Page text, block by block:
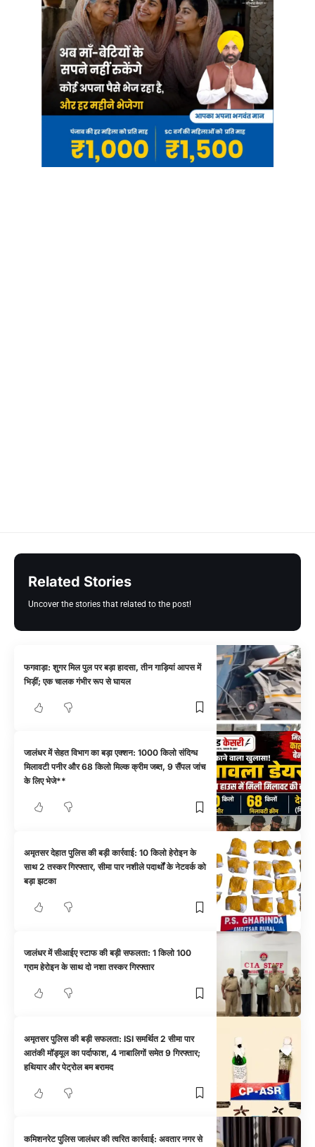
Related Stories
Uncover the stories that related to the post!
फगवाड़ा: शुगर मिल पुल पर बड़ा हादसा, तीन गाड़ियां आपस में
भिड़ीं; एक चालक गंभीर रूप से घायल
जालंधर में सेहत विभाग का बड़ा एक्शन: 1000 किलो संदिग्ध
मिलावटी पनीर और 68 किलो मिल्क क्रीम जब्त, 9 सैंपल जांच
के लिए भेजे**
अमृतसर देहात पुलिस की बड़ी कार्रवाई: 10 किलो हेरोइन के
साथ 2 तस्कर गिरफ्तार, सीमा पार नशीले पदार्थों के नेटवर्क को
बड़ा झटका
जालंधर में सीआईए स्टाफ की बड़ी सफलता: 1 किलो 100
ग्राम हेरोइन के साथ दो नशा तस्कर गिरफ्तार
अमृतसर पुलिस की बड़ी सफलता: ISI समर्थित 2 सीमा पार
आतंकी मॉड्यूल का पर्दाफाश, 4 नाबालिगों समेत 9 गिरफ्तार;
हथियार और पेट्रोल बम बरामद
कमिशनरेट पुलिस जालंधर की त्वरित कार्रवाई: अवतार नगर से